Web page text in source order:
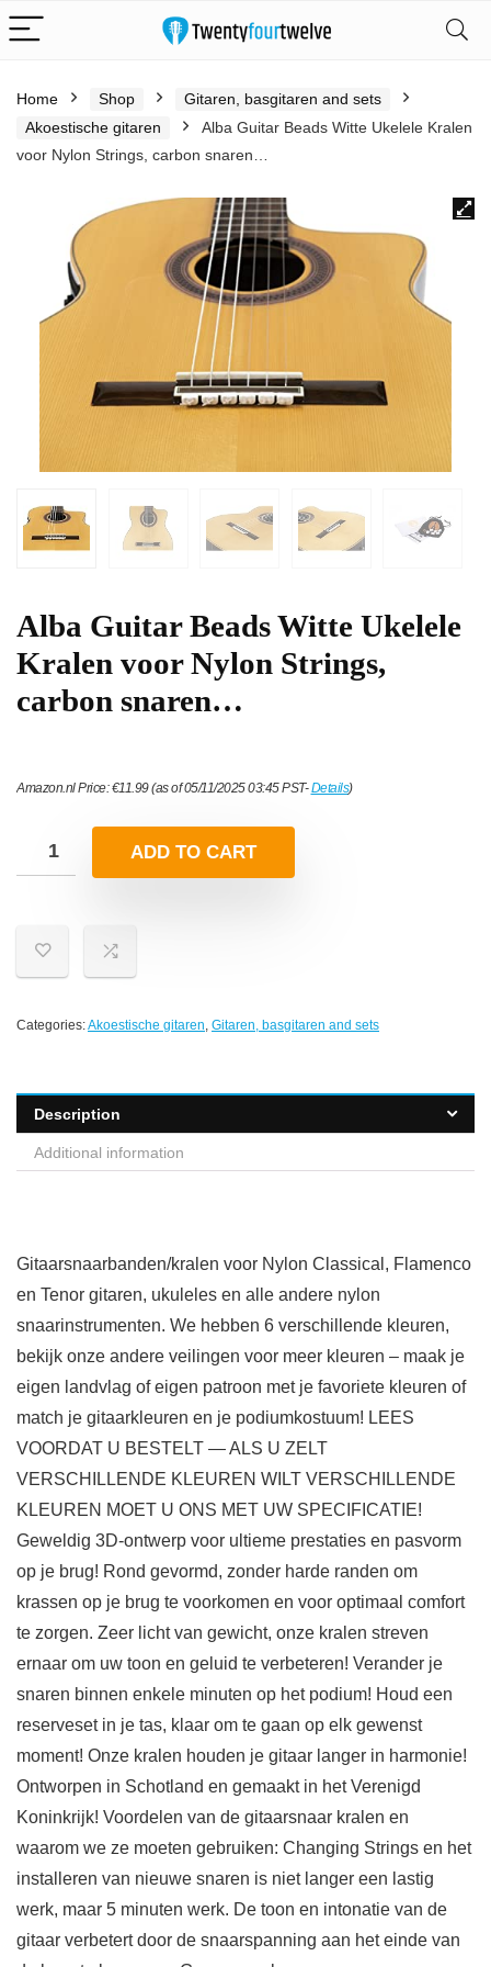
Home Shop
Gitaren, basgitaren and sets
Akoestische gitaren
Alba Guitar Beads Witte Ukelele Kralen
voor Nylon Strings, carbon snaren…
Alba Guitar Beads Witte Ukelele
Kralen voor Nylon Strings,
carbon snaren…
Amazon.nl Price:€11.99(as of 05/11/2025 03:45 PST-Details)
ADD TO CART
Categories:Akoestische gitaren, Gitaren, basgitaren and sets
Description
Additional information
Gitaarsnaarbanden/kralen voor Nylon Classical, Flamenco
en Tenor gitaren, ukuleles en alle andere nylon
snaarinstrumenten. We hebben 6 verschillende kleuren,
bekijk onze andere veilingen voor meer kleuren – maak je
eigen landvlag of eigen patroon met je favoriete kleuren of
match je gitaarkleuren en je podiumkostuum! LEES
VOORDAT U BESTELT — ALS U ZELT
VERSCHILLENDE KLEUREN WILT VERSCHILLENDE
KLEUREN MOET U ONS MET UW SPECIFICATIE!
Geweldig 3D-ontwerp voor ultieme prestaties en pasvorm
op je brug! Rond gevormd, zonder harde randen om
krassen op je brug te voorkomen en voor optimaal comfort
te zorgen. Zeer licht van gewicht, onze kralen streven
ernaar om uw toon en geluid te verbeteren! Verander je
snaren binnen enkele minuten op het podium! Houd een
reserveset in je tas, klaar om te gaan op elk gewenst
moment! Onze kralen houden je gitaar langer in harmonie!
Ontworpen in Schotland en gemaakt in het Verenigd
Koninkrijk! Voordelen van de gitaarsnaar kralen en
waarom we ze moeten gebruiken: Changing Strings en het
installeren van nieuwe snaren is niet langer een lastig
werk, maar 5 minuten werk. De toon en intonatie van de
gitaar verbetert door de snaarspanning aan het einde van